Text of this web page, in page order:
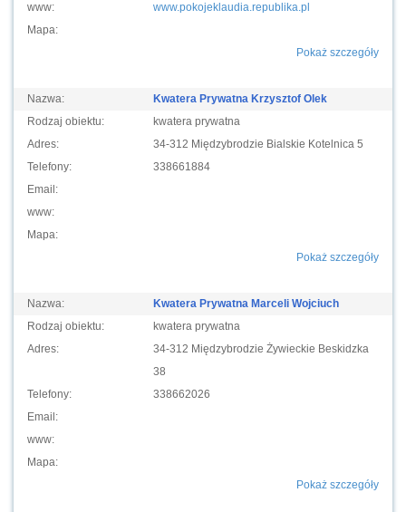
www:
www.pokojeklaudia.republika.pl
Mapa:
Pokaż szczegóły
Nazwa:
Kwatera Prywatna Krzysztof Olek
Rodzaj obiektu:
kwatera prywatna
Adres:
34-312 Międzybrodzie Bialskie Kotelnica 5
Telefony:
338661884
Email:
www:
Mapa:
Pokaż szczegóły
Nazwa:
Kwatera Prywatna Marceli Wojciuch
Rodzaj obiektu:
kwatera prywatna
Adres:
34-312 Międzybrodzie Żywieckie Beskidzka
38
Telefony:
338662026
Email:
www:
Mapa:
Pokaż szczegóły